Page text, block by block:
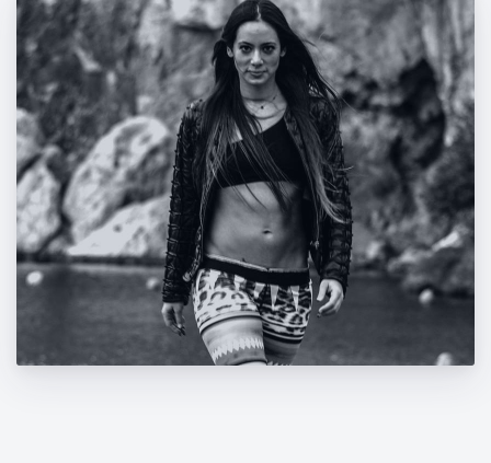
PILATES BY MANDY: DO IT LIKE A STAR!